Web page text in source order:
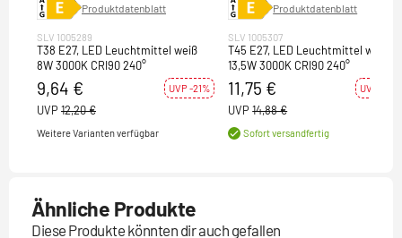
Produktdatenblatt
SLV 1005289
T38 E27, LED Leuchtmittel weiß
8W 3000K CRI90 240°
9,64 € UVP -21%
UVP 12,20 €
Weitere Varianten verfügbar
Produktdatenblatt
SLV 1005307
T45 E27, LED Leuchtmittel weiß
13,5W 3000K CRI90 240°
11,75 € UVP -21%
UVP 14,88 €
Sofort versandfertig
Ähnliche Produkte
Diese Produkte könnten dir auch gefallen